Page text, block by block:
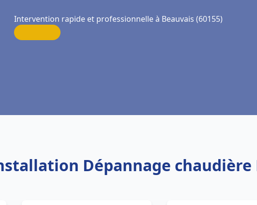
Intervention rapide et professionnelle à Beauvais (60155)
Dépannage